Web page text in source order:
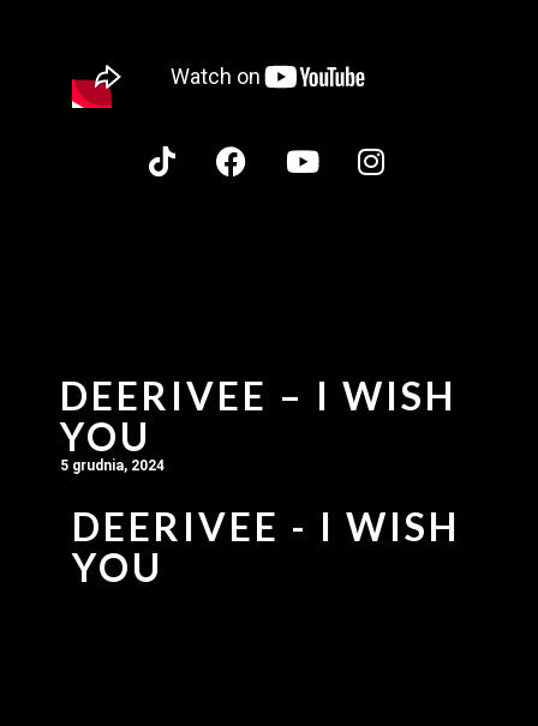
DEERIVEE – I WISH
YOU
5 grudnia, 2024
DEERIVEE - I WISH
YOU